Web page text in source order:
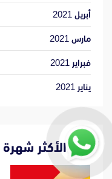
أبريل 2021
مارس 2021
فبراير 2021
يناير 2021
الأكثر شهرة